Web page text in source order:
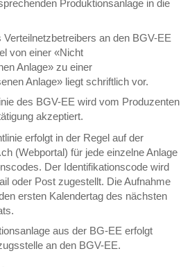
Produktionsanlage in die
Verteilnetzbetreibers an den BGV-EE
von einer «Nicht
Anlage» zu einer
Anlage» liegt schriftlich vor.
des BGV-EE wird vom Produzenten
akzeptiert.
erfolgt in der Regel auf der
(Webportal) für jede einzelne Anlage
Der Identifikationscode wird
oder Post zugestellt. Die Aufnahme
ersten Kalendertag des nächsten
aus der BG-EE erfolgt
an den BGV-EE.